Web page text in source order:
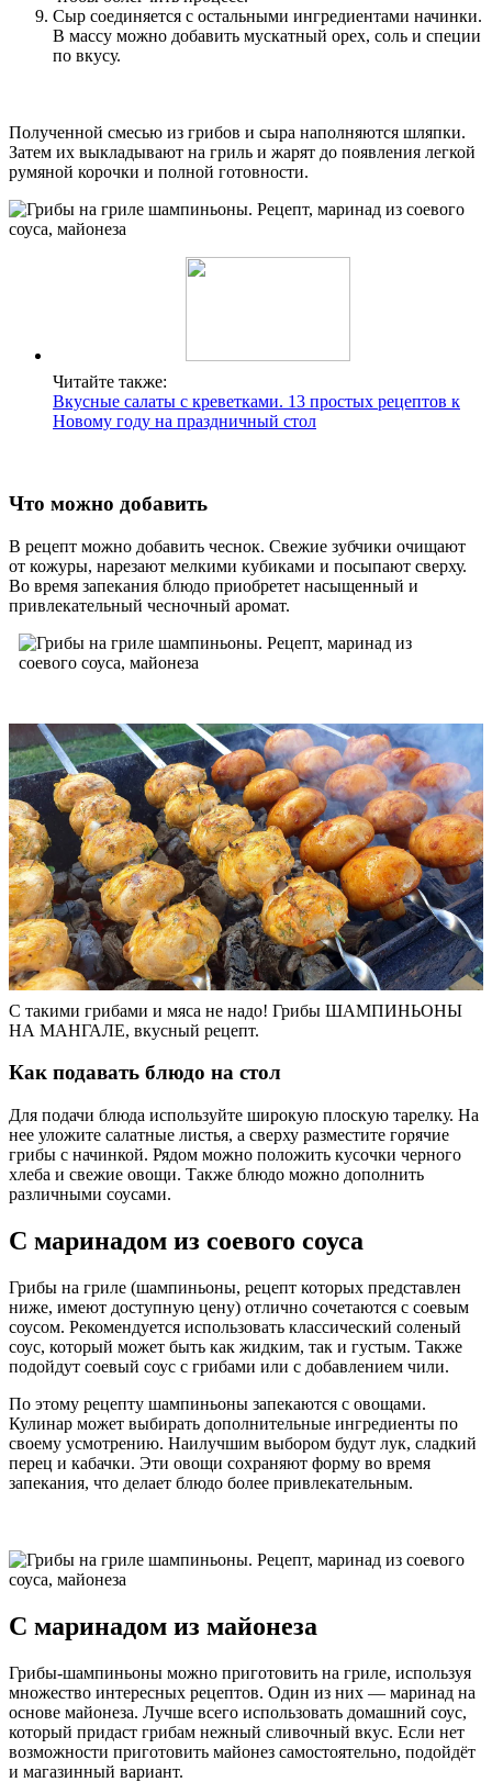
Сыр соединяется с остальными ингредиентами начинки.
В массу можно добавить мускатный орех, соль и специи
по вкусу.
Полученной смесью из грибов и сыра наполняются шляпки.
Затем их выкладывают на гриль и жарят до появления легкой
румяной корочки и полной готовности.
Читайте также:
Вкусные салаты с креветками. 13 простых рецептов к
Новому году на праздничный стол
Что можно добавить
В рецепт можно добавить чеснок. Свежие зубчики очищают
от кожуры, нарезают мелкими кубиками и посыпают сверху.
Во время запекания блюдо приобретет насыщенный и
привлекательный чесночный аромат.
С такими грибами и мяса не надо! Грибы ШАМПИНЬОНЫ
НА МАНГАЛЕ, вкусный рецепт.
Как подавать блюдо на стол
Для подачи блюда используйте широкую плоскую тарелку. На
нее уложите салатные листья, а сверху разместите горячие
грибы с начинкой. Рядом можно положить кусочки черного
хлеба и свежие овощи. Также блюдо можно дополнить
различными соусами.
С маринадом из соевого соуса
Грибы на гриле (шампиньоны, рецепт которых представлен
ниже, имеют доступную цену) отлично сочетаются с соевым
соусом. Рекомендуется использовать классический соленый
соус, который может быть как жидким, так и густым. Также
подойдут соевый соус с грибами или с добавлением чили.
По этому рецепту шампиньоны запекаются с овощами.
Кулинар может выбирать дополнительные ингредиенты по
своему усмотрению. Наилучшим выбором будут лук, сладкий
перец и кабачки. Эти овощи сохраняют форму во время
запекания, что делает блюдо более привлекательным.
С маринадом из майонеза
Грибы-шампиньоны можно приготовить на гриле, используя
множество интересных рецептов. Один из них — маринад на
основе майонеза. Лучше всего использовать домашний соус,
который придаст грибам нежный сливочный вкус. Если нет
возможности приготовить майонез самостоятельно, подойдёт
и магазинный вариант.